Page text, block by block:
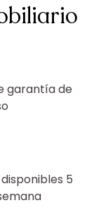
garantía de
5